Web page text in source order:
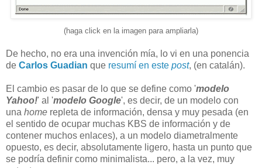
(haga click en la imagen para ampliarla)
De hecho, no era una invención mía, lo vi en una ponencia
de Carlos Guadian que resumí en este post, (en catalán).
El cambio es pasar de lo que se define como 'modelo
Yahoo!' al 'modelo Google', es decir, de un modelo con
una home repleta de información, densa y muy pesada (en
el sentido de ocupar muchas KBS de información y de
contener muchos enlaces), a un modelo diametralmente
opuesto, es decir, absolutamente ligero, hasta un punto que
se podría definir como minimalista... pero, a la vez, muy